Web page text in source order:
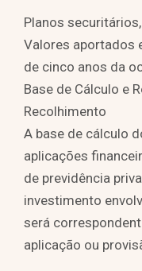
Planos
Valores aportados
de cinco anos da
Base de Cálculo e
Recolhimento
A base de cálculo
aplicações
de previdência
investimento
será
aplicação ou